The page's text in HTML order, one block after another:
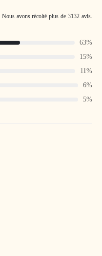
Nous avons récolté plus de 3132 avis.
63%
15%
11%
6%
5%